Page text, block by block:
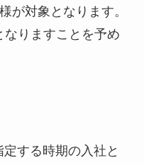
対象となります。
りますことを予め
する時期の入社と